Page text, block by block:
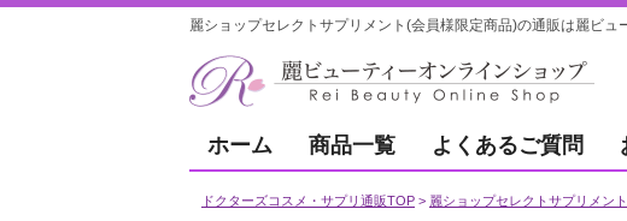
麗ショップセレクトサプリメント(会員様限定商品)の通販は麗ビュ
ホーム 商品一覧 よくあるご質問
ドクターズコスメ・サプリ通販TOP 麗ショップセレクトサプリメント